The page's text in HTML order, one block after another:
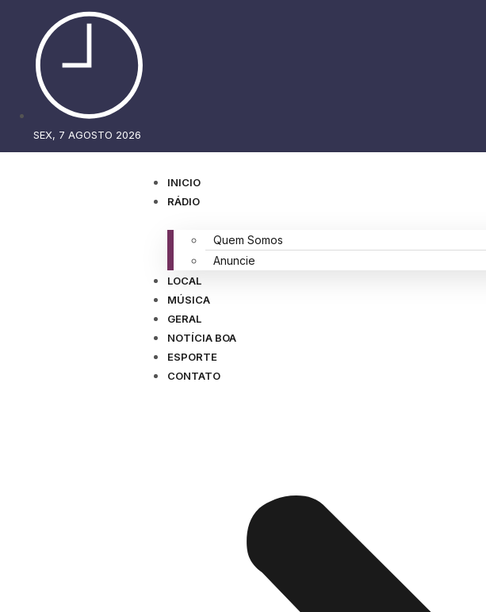
SEX, 7 AGOSTO 2026
INICIO
RÁDIO
Quem Somos
Anuncie
LOCAL
MÚSICA
GERAL
NOTÍCIA BOA
ESPORTE
CONTATO